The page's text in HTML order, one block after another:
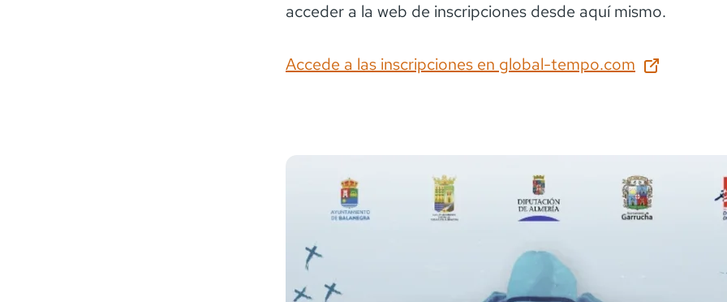
acceder a la web de inscripciones desde aquí mismo.
Accede a las inscripciones en global-tempo.com